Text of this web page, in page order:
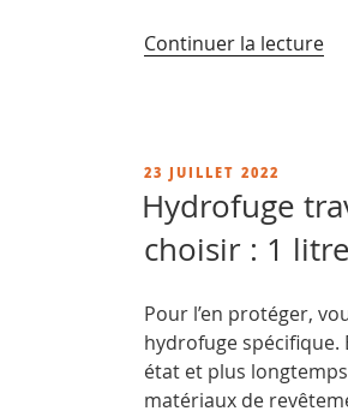
Continuer la lecturede
PUBLIÉ
23 JUILLET 2022
Hydrofuge
choisir : 1
Pour l’en protéger,
hydrofuge spécifique.
état et plus
matériaux de